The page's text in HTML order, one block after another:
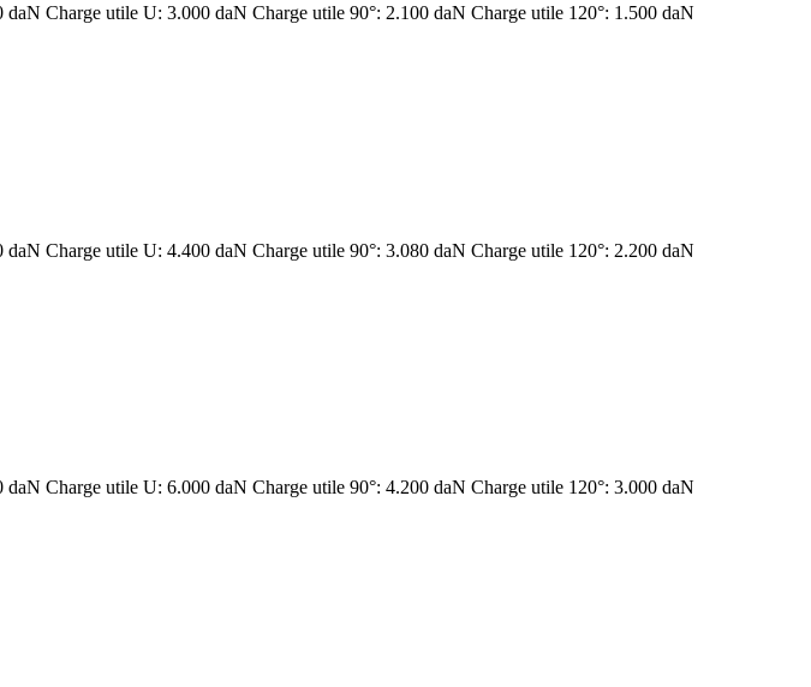
Charge utile U: 3.000 daN Charge utile 90°: 2.100 daN Charge utile 120°: 1.500 daN
Charge utile U: 4.400 daN Charge utile 90°: 3.080 daN Charge utile 120°: 2.200 daN
Charge utile U: 6.000 daN Charge utile 90°: 4.200 daN Charge utile 120°: 3.000 daN